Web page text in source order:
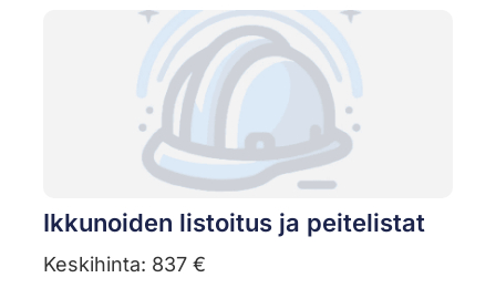
Ikkunoiden listoitus ja peitelistat
Keskihinta: 837 €